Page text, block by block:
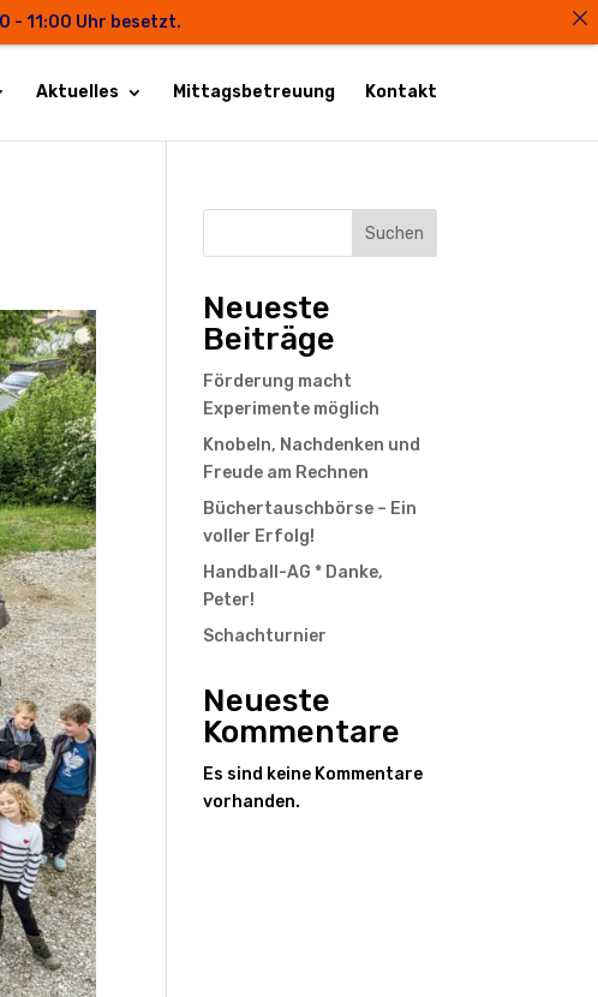
Aktuelles Mittagsbetreuung Kontakt
Suchen
Neueste
Beiträge
Förderung macht
Experimente möglich
Knobeln, Nachdenken und
Freude am Rechnen
Büchertauschbörse – Ein
voller Erfolg!
Handball-AG * Danke,
Peter!
Schachturnier
Neueste
Kommentare
Es sind keine Kommentare
vorhanden.
- 11:00 Uhr besetzt.